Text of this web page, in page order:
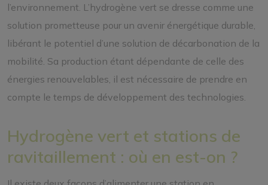
l’environnement. L’hydrogène vert se dresse comme une
solution prometteuse pour un avenir énergétique durable,
libérant le potentiel d’une solution de décarbonation de la
mobilité. Sa production étant dépendante de celle des
énergies renouvelables, il est nécessaire de prendre en
compte le temps de développement des technologies.
Hydrogène vert et stations de
ravitaillement : où en est-on ?